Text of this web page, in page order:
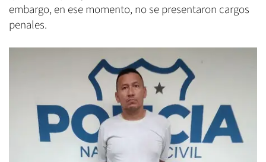
embargo, en ese momento, no se presentaron cargos
penales.